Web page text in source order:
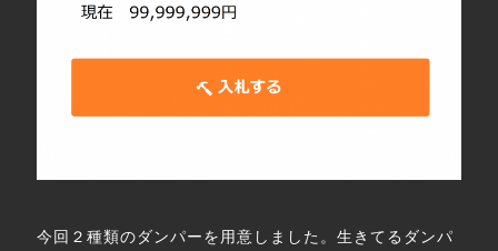
今回２種類のダンパーを用意しました。生きてるダンパ